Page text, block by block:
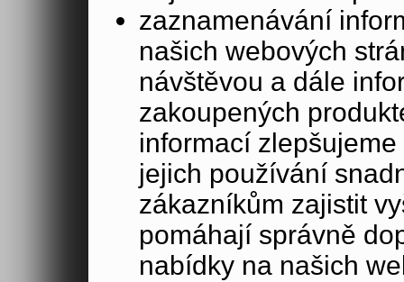
zaznamenávání
našich webových
návštěvou a dále
zakoupených
informací
jejich používání
zákazníkům zajistit
pomáhají správně
nabídky na našich